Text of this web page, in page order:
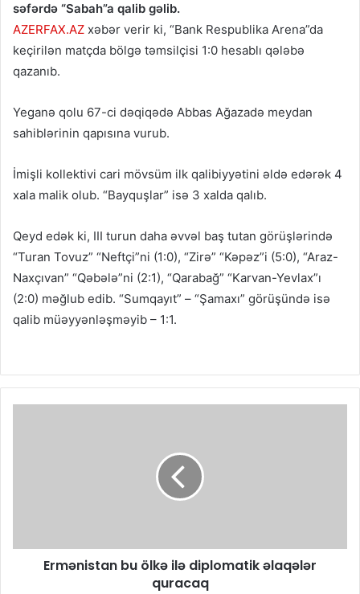
səfərdə “Sabah”a qalib gəlib.
AZERFAX.AZ xəbər verir ki, “Bank Respublika Arena”da
keçirilən matçda bölgə təmsilçisi 1:0 hesablı qələbə
qazanıb.
Yeganə qolu 67-ci dəqiqədə Abbas Ağazadə meydan
sahiblərinin qapısına vurub.
İmişli kollektivi cari mövsüm ilk qalibiyyətini əldə edərək 4
xala malik olub. “Bayquşlar” isə 3 xalda qalıb.
Qeyd edək ki, III turun daha əvvəl baş tutan görüşlərində
“Turan Tovuz” “Neftçi”ni (1:0), “Zirə” “Kəpəz”i (5:0), “Araz-
Naxçıvan” “Qəbələ”ni (2:1), “Qarabağ” “Karvan-Yevlax”ı
(2:0) məğlub edib. “Sumqayıt” – “Şamaxı” görüşündə isə
qalib müəyyənləşməyib – 1:1.
Ermənistan bu ölkə ilə diplomatik əlaqələr
quracaq